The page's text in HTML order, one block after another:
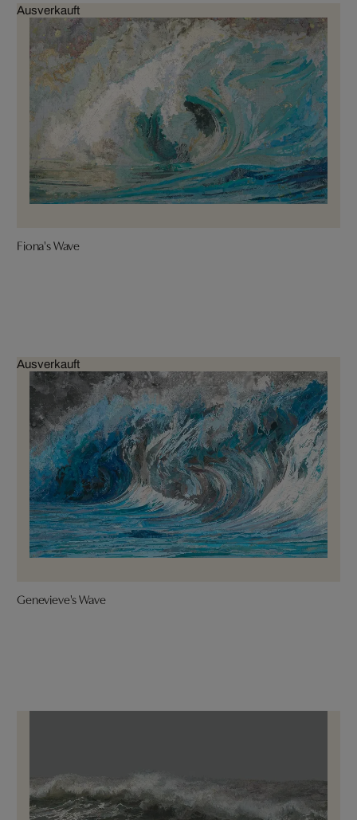
Ausverkauft
Fiona's Wave
Ausverkauft
Genevieve's Wave